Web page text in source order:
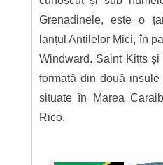
Grenadinele, este o
lanțul Antilelor Mici, în
Windward. Saint Kitts
formată din două
situate în Marea
Rico.